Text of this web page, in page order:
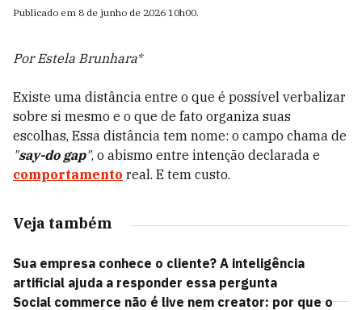
Publicado em 8 de junho de 2026 10h00.
Por Estela Brunhara*
Existe uma distância entre o que é possível verbalizar
sobre si mesmo e o que de fato organiza suas
escolhas, Essa distância tem nome: o campo chama de
"say-do gap", o abismo entre intenção declarada e
comportamento real. E tem custo.
Veja também
Sua empresa conhece o cliente? A inteligência
artificial ajuda a responder essa pergunta
Social commerce não é live nem creator: por que o